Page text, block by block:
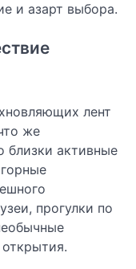
и азарт выбора.
лент
же
близки активные
прогулки по